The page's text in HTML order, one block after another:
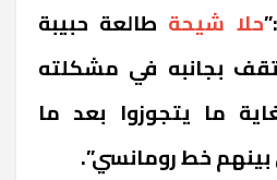
حلا شيحة طالعة حبيبة
بجانبه في مشكلته
ما يتجوزوا بعد ما
خط رومانسي”.